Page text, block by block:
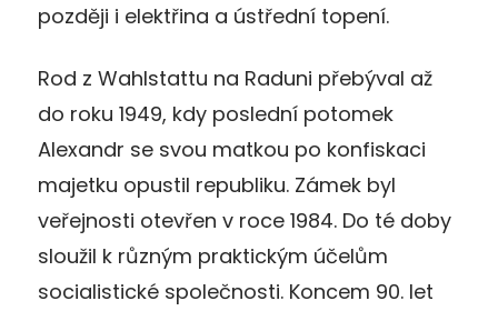
později i elektřina a ústřední topení.
Rod z Wahlstattu na Raduni přebýval až
do roku 1949, kdy poslední potomek
Alexandr se svou matkou po konfiskaci
majetku opustil republiku. Zámek byl
veřejnosti otevřen v roce 1984. Do té doby
sloužil k různým praktickým účelům
socialistické společnosti. Koncem 90. let